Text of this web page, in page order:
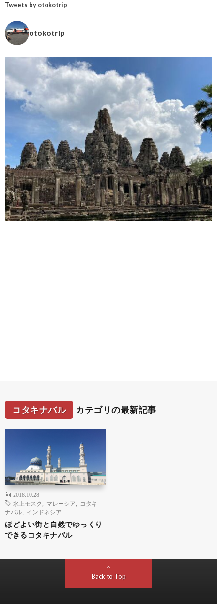
Tweets by otokotrip
otokotrip
コタキナバル カテゴリの最新記事
2018.10.28
水上モスク
マレーシア
コタキ
ナバル
インドネシア
ほどよい街と自然でゆっくり
できるコタキナバル
Back to Top